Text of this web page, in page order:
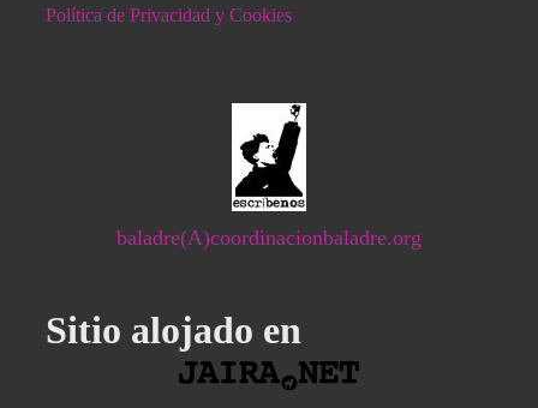
Política de Privacidad y Cookies
baladre(A)coordinacionbaladre.org
Sitio alojado en